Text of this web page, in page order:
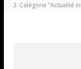
Catégorie "Actualité